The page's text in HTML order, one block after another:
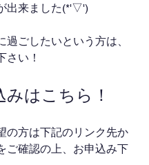
出来ました(*'▽')
過ごしたいという方は、
さい！
みはこちら！
の方は下記のリンク先か
ご確認の上、お申込み下